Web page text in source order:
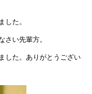
した。
さい先輩方。
した。ありがとうござい